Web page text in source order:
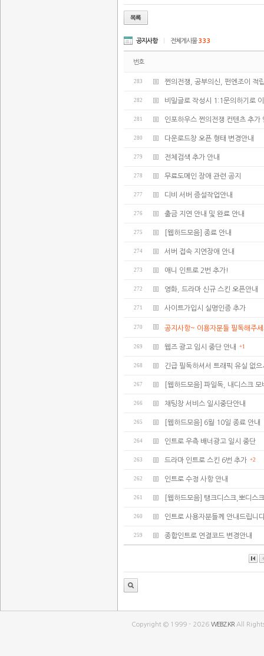
공지사항 전체게시물333
번호
283 쩐의전쟁, 공부의신, 펀엔조이 적
282 비밀글로 작성시 1:1문의하기로
281 인포하우스 쩐의전쟁 컨텐츠 추가
280 다운로드창 오픈 형태 변경안내
279 전체검색 추가 안내
278 무료도메인 장애 관련 공지
277 디비 서버 증설작업안내
276 출금 지연 안내 및 완료 안내
275 [웹하드모음] 종료 안내
274 서버 접속 지연장애 안내
273 애니 인트로 2번 추가!
272 영화, 드라마 신규 스킨 오픈안내
271 사이트가입시 실명인증 추가
270 공지사항~ 이용자분들 필독해주
269 웹즈 광고 임시 중단 안내 +1
268 긴급 필독하셔서 트래픽 유실 없
267 [웹하드모음] 파일독, 내디스크 모
266 채팅창 서비스 일시중단안내
265 [웹하드모음] 6월 10일 종료 안내
264 인트로 우측 배너광고 일시 중단
263 드라마 인트로 스킨 6번 추가 +2
262 인트로 수정 사항 안내
261 [웹하드모음] 탱크디스크,뽀디스
260 인트로 사용자분들께 안내드립니
259 종합인트로 연결코드 변경안내
Copyright © 1999 - 2026WEBZ.KR All